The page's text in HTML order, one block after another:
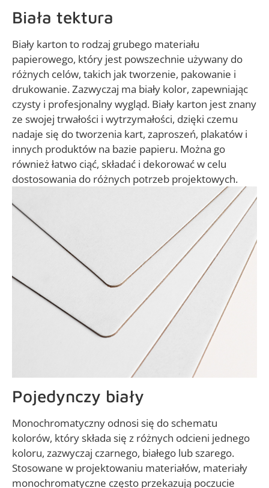
Biała tektura
Biały karton to rodzaj grubego materiału
papierowego, który jest powszechnie używany do
różnych celów, takich jak tworzenie, pakowanie i
drukowanie. Zazwyczaj ma biały kolor, zapewniając
czysty i profesjonalny wygląd. Biały karton jest znany
ze swojej trwałości i wytrzymałości, dzięki czemu
nadaje się do tworzenia kart, zaproszeń, plakatów i
innych produktów na bazie papieru. Można go
również łatwo ciąć, składać i dekorować w celu
dostosowania do różnych potrzeb projektowych.
Pojedynczy biały
Monochromatyczny odnosi się do schematu
kolorów, który składa się z różnych odcieni jednego
koloru, zazwyczaj czarnego, białego lub szarego.
Stosowane w projektowaniu materiałów, materiały
monochromatyczne często przekazują poczucie